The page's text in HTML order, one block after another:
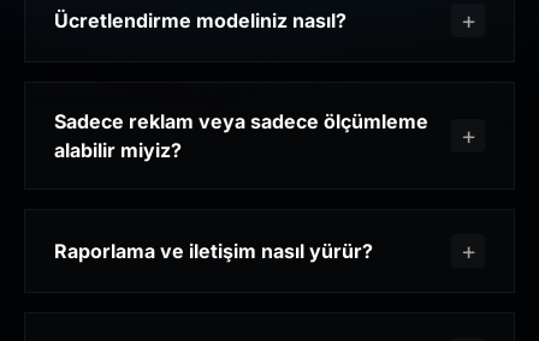
Ücretlendirme modeliniz nasıl?
Sadece reklam veya sadece ölçümleme
alabilir miyiz?
Raporlama ve iletişim nasıl yürür?